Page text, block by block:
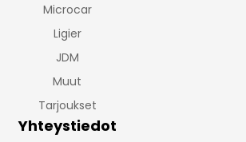
Microcar
Ligier
JDM
Muut
Tarjoukset
Yhteystiedot